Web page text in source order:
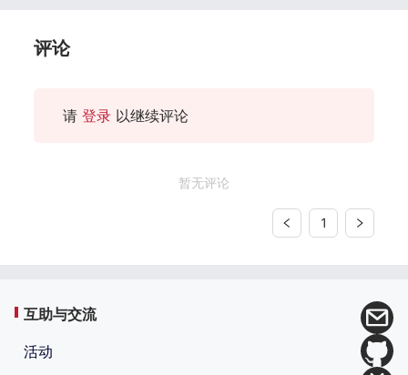
评论
请 登录 以继续评论
暂无评论
1
互助与交流
活动